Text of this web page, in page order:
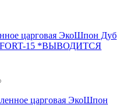
царговая ЭкоШпон Дуб
15 *ВЫВОДИТСЯ